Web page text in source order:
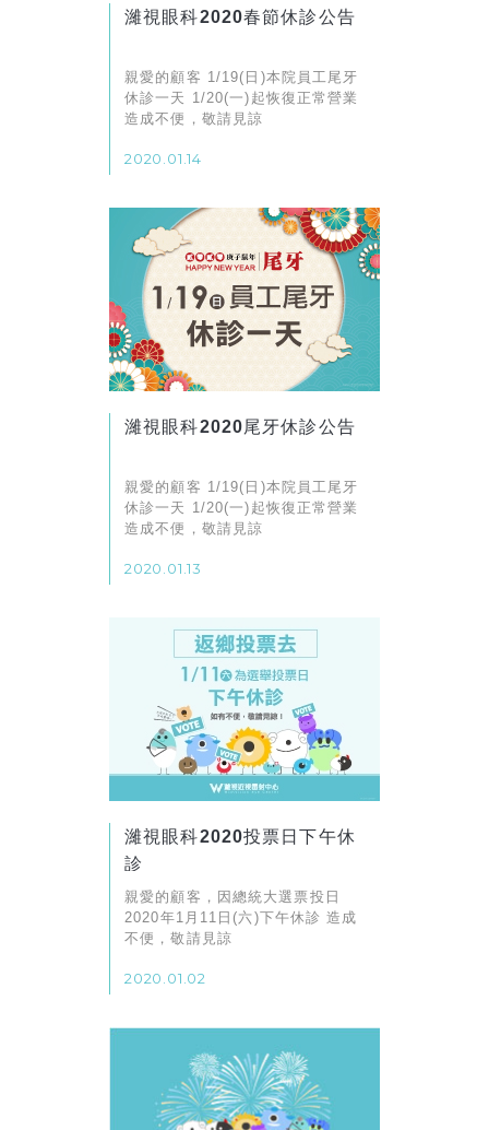
濰視眼科2020春節休診公告
親愛的顧客 1/19(日)本院員工尾牙
休診一天 1/20(一)起恢復正常營業
造成不便，敬請見諒
2020.01.14
濰視眼科2020尾牙休診公告
親愛的顧客 1/19(日)本院員工尾牙
休診一天 1/20(一)起恢復正常營業
造成不便，敬請見諒
2020.01.13
濰視眼科2020投票日下午休
診
親愛的顧客，因總統大選票投日
2020年1月11日(六)下午休診 造成
不便，敬請見諒
2020.01.02